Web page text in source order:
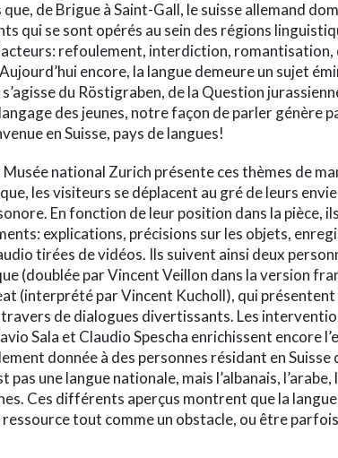
de Brigue à Saint-Gall, le suisse allemand
qui se sont opérés au sein des régions
refoulement, interdiction,
encore, la langue demeure un sujet
du Röstigraben, de la Question
des jeunes, notre façon de parler génère
en Suisse, pays de langues!
Musée national Zurich présente ces thèmes de
les visiteurs se déplacent au gré de leurs
En fonction de leur position dans la pièce,
explications, précisions sur les objets,
tirées de vidéos. Ils suivent ainsi deux
(doublée par Vincent Veillon dans la version
(interprété par Vincent Kucholl), qui présentent
travers de dialogues divertissants. Les
Sala et Claudio Spescha enrichissent encore
donnée à des personnes résidant en Suisse
pas une langue nationale, mais l’albanais,
Ces différents aperçus montrent que la
tout comme un obstacle, ou être